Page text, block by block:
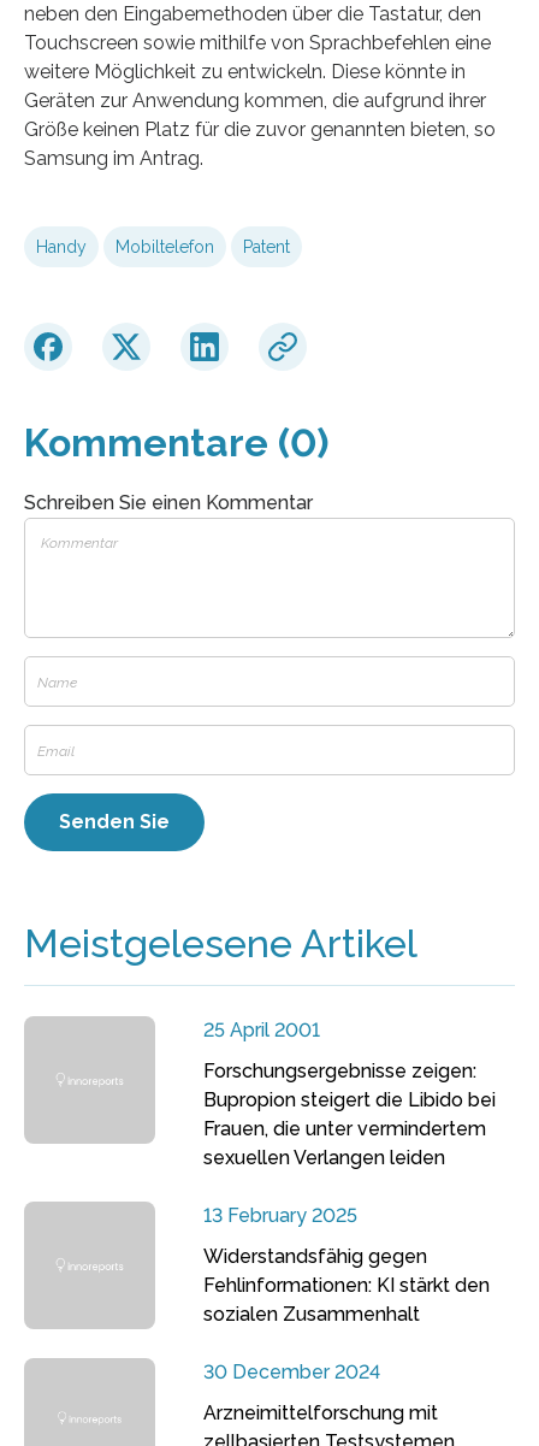
neben den Eingabemethoden über die Tastatur, den
Touchscreen sowie mithilfe von Sprachbefehlen eine
weitere Möglichkeit zu entwickeln. Diese könnte in
Geräten zur Anwendung kommen, die aufgrund ihrer
Größe keinen Platz für die zuvor genannten bieten, so
Samsung im Antrag.
Handy Mobiltelefon Patent
Kommentare (0)
Schreiben Sie einen Kommentar
Meistgelesene Artikel
25 April 2001
Forschungsergebnisse zeigen:
Bupropion steigert die Libido bei
Frauen, die unter vermindertem
sexuellen Verlangen leiden
13 February 2025
Widerstandsfähig gegen
Fehlinformationen: KI stärkt den
sozialen Zusammenhalt
30 December 2024
Arzneimittelforschung mit
zellbasierten Testsystemen